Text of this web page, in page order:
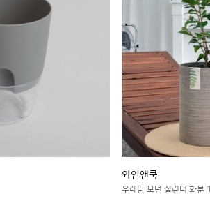
와인앤쿡
우레탄 모던 실린더 화분